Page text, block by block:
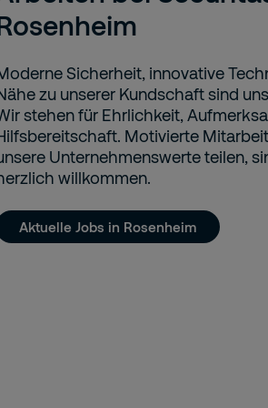
Sicherheit, innovative
zu unserer Kundschaft sind
stehen für Ehrlichkeit,
Motivierte
Unternehmenswerte teilen,
willkommen.
Aktuelle Jobs in Rosenheim